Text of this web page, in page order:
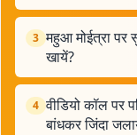
3 महुआ मोईत्रा पर
खायें?
4 वीडियो कॉल पर
बांधकर जिंदा